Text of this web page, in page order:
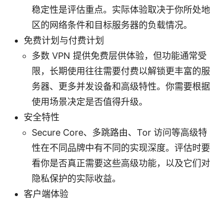
稳定性是评估重点。实际体验取决于你所处地
区的网络条件和目标服务器的负载情况。
免费计划与付费计划
多数 VPN 提供免费层供体验，但功能通常受
限，长期使用往往需要付费以解锁更丰富的服
务器、更多并发设备和高级特性。你需要根据
使用场景决定是否值得升级。
安全特性
Secure Core、多跳路由、Tor 访问等高级特
性在不同品牌中有不同的实现深度。评估时要
看你是否真正需要这些高级功能，以及它们对
隐私保护的实际收益。
客户端体验